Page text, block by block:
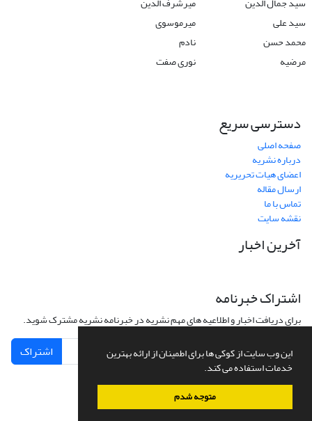
این وب سایت از کوکی ها برای اطمینان از ارائه بهترین
خدمات استفاده می کند.
متوجه شدم
سید علی
میرموسوی
محمد حسن
نادم
مرضیه
نوری صفت
دسترسی سریع
صفحه اصلی
درباره نشریه
اعضای هیات تحریریه
ارسال مقاله
تماس با ما
نقشه سایت
آخرین اخبار
اشتراک خبرنامه
برای دریافت اخبار و اطلاعیه های مهم نشریه در خبرنامه نشریه مشترک شوید.
اشتراک
سامانه مدیریت نشریات علمی.طراحی و پیاده سازی ازسیناوب